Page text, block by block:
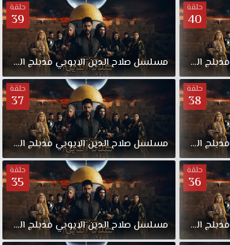
حلقة
40
مدبلجالحلقة 40
حلقة
39
مسلسل صلاحالدينالايوبي مدبلجالحلقة
حلقة
38
مدبلجالحلقة 38
حلقة
37
مسلسل صلاحالدينالايوبي مدبلجالحلقة
حلقة
36
مدبلجالحلقة 36
حلقة
35
مسلسل صلاحالدينالايوبي مدبلجالحلقة